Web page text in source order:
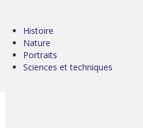
Histoire
Nature
Portraits
Sciences et techniques